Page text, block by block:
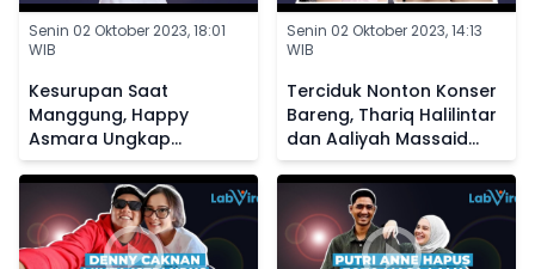
Senin 02 Oktober 2023, 18:01
WIB
Kesurupan Saat
Manggung, Happy
Asmara Ungkap
Kedekatannya dengan
Makhluk Halus
Senin 02 Oktober 2023, 14:13
WIB
Terciduk Nonton Konser
Bareng, Thariq Halilintar
dan Aaliyah Massaid
Diisukan Makin Dekat